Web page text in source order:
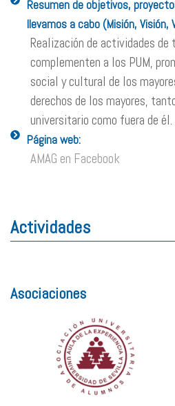
Resumen de objetivos,
llevamos a cabo (Misión, Visión,
Realización de actividades de
complementen a los PUM,
social y cultural de los
derechos de los mayores,
universitario como fuera de él.
Página web:
AMAG en Facebook
Actividades
Asociaciones